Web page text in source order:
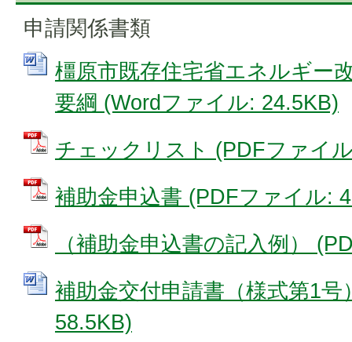
申請関係書類
橿原市既存住宅省エネルギー
要綱 (Wordファイル: 24.5KB)
チェックリスト (PDFファイ
補助金申込書 (PDFファイル:
（補助金申込書の記入例）
補助金交付申請書（様式第1
58.5KB)